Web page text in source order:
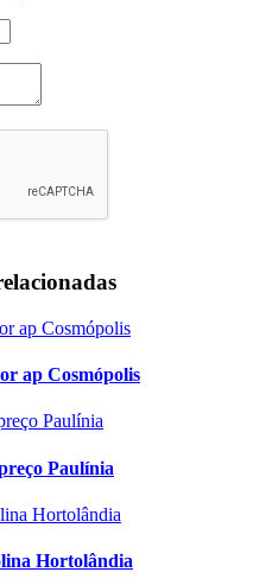
ap Cosmópolis
Paulínia
Hortolândia